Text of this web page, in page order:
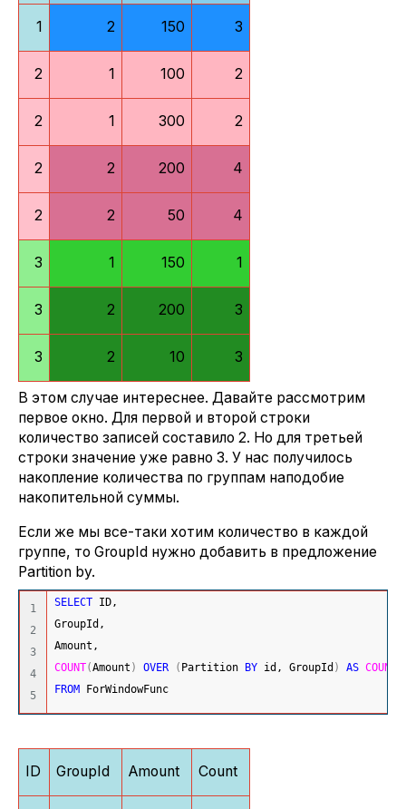
1 2 150 3
2 1 100 2
2 1 300 2
2 2 200 4
2 2 50 4
3 1 150 1
3 2 200 3
3 2 10 3
В этом случае интереснее. Давайте рассмотрим
первое окно. Для первой и второй строки
количество записей составило 2. Но для третьей
строки значение уже равно 3. У нас получилось
накопление количества по группам наподобие
накопительной суммы.
Если же мы все-таки хотим количество в каждой
группе, то GroupId нужно добавить в предложение
Partition by.
1
2
3
4
SELECT ID,
GroupId,
Amount,
COUNT(Amount ) OVER ( Partition BY id, GroupId ) AS COUNT
FROM ForWindowFunc
ID GroupId Amount Count